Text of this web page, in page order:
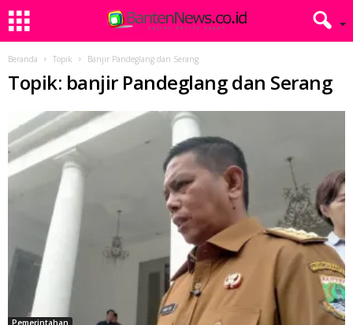
Beranda Topik Banjir Pandeglang dan Serang
Topik: banjir Pandeglang dan Serang
Pemerintahan